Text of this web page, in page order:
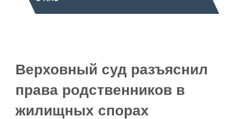
Верховный суд разъяснил
права родственников в
жилищных спорах